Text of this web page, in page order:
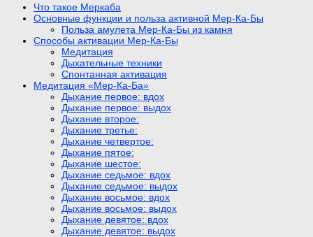
Что такое Меркаба
Основные функции и польза активной Мер-Ка-Бы
Польза амулета Мер-Ка-Бы из камня
Способы активации Мер-Ка-Бы
Медитация
Дыхательные техники
Спонтанная активация
Медитация «Мер-Ка-Ба»
Дыхание первое: вдох
Дыхание первое: выдох
Дыхание второе:
Дыхание третье:
Дыхание четвертое:
Дыхание пятое:
Дыхание шестое:
Дыхание седьмое: вдох
Дыхание седьмое: выдох
Дыхание восьмое: вдох
Дыхание восьмое: выдох
Дыхание девятое: вдох
Дыхание девятое: выдох